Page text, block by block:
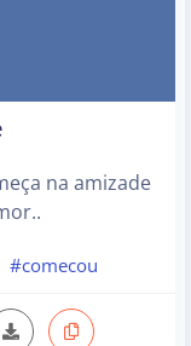
na amizade
#comecou